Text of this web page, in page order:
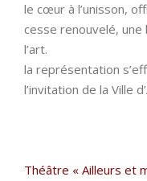
le cœur à l’unisson,
cesse renouvelé,
l’art.
la représentation
l’invitation de la Ville
Théâtre « Ailleurs et